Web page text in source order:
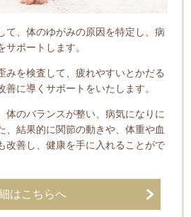
て、体のゆがみの原因を特定し、病
ポートします。
みを検査して、疲れやすいとかだる
善に導くサポートをいたします。
体のバランスが整い、病気になりに
、結果的に関節の動きや、体重や血
改善し、健康を手に入れることがで
はこちらへ